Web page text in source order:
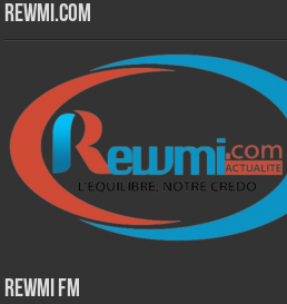
Rewmi.Com
Rewmi Fm